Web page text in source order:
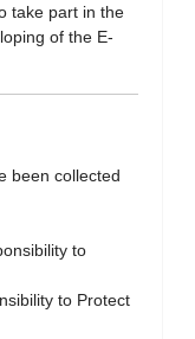
take part in the
of the E-
been collected
to
to Protect